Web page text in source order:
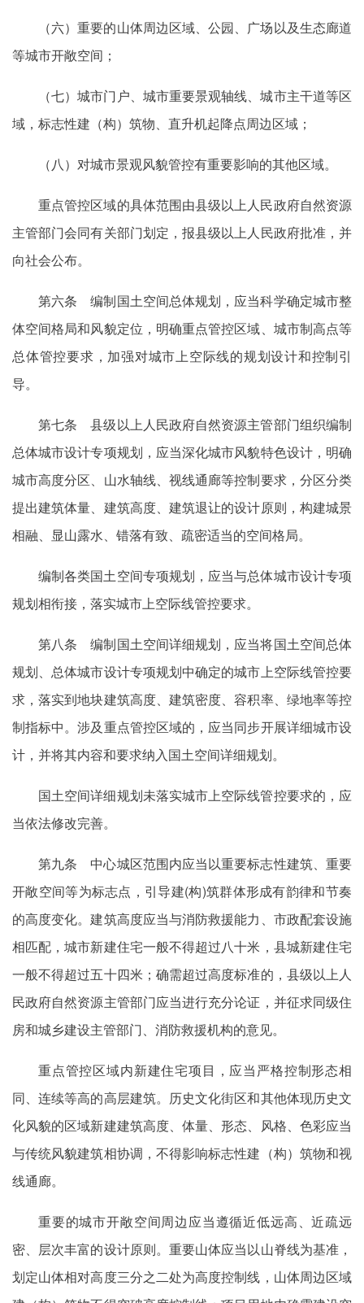
（六）重要的山体周边区域、公园、广场以及生态廊道
等城市开敞空间；
（七）城市门户、城市重要景观轴线、城市主干道等区
域，标志性建（构）筑物、直升机起降点周边区域；
（八）对城市景观风貌管控有重要影响的其他区域。
重点管控区域的具体范围由县级以上人民政府自然资源
主管部门会同有关部门划定，报县级以上人民政府批准，并
向社会公布。
第六条 编制国土空间总体规划，应当科学确定城市整
体空间格局和风貌定位，明确重点管控区域、城市制高点等
总体管控要求，加强对城市上空际线的规划设计和控制引
导。
第七条 县级以上人民政府自然资源主管部门组织编制
总体城市设计专项规划，应当深化城市风貌特色设计，明确
城市高度分区、山水轴线、视线通廊等控制要求，分区分类
提出建筑体量、建筑高度、建筑退让的设计原则，构建城景
相融、显山露水、错落有致、疏密适当的空间格局。
编制各类国土空间专项规划，应当与总体城市设计专项
规划相衔接，落实城市上空际线管控要求。
第八条 编制国土空间详细规划，应当将国土空间总体
规划、总体城市设计专项规划中确定的城市上空际线管控要
求，落实到地块建筑高度、建筑密度、容积率、绿地率等控
制指标中。涉及重点管控区域的，应当同步开展详细城市设
计，并将其内容和要求纳入国土空间详细规划。
国土空间详细规划未落实城市上空际线管控要求的，应
当依法修改完善。
第九条 中心城区范围内应当以重要标志性建筑、重要
开敞空间等为标志点，引导建(构)筑群体形成有韵律和节奏
的高度变化。建筑高度应当与消防救援能力、市政配套设施
相匹配，城市新建住宅一般不得超过八十米，县城新建住宅
一般不得超过五十四米；确需超过高度标准的，县级以上人
民政府自然资源主管部门应当进行充分论证，并征求同级住
房和城乡建设主管部门、消防救援机构的意见。
重点管控区域内新建住宅项目，应当严格控制形态相
同、连续等高的高层建筑。历史文化街区和其他体现历史文
化风貌的区域新建建筑高度、体量、形态、风格、色彩应当
与传统风貌建筑相协调，不得影响标志性建（构）筑物和视
线通廊。
重要的城市开敞空间周边应当遵循近低远高、近疏远
密、层次丰富的设计原则。重要山体应当以山脊线为基准，
划定山体相对高度三分之二处为高度控制线，山体周边区域